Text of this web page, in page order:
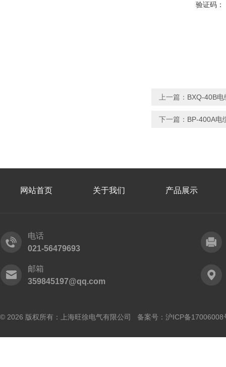
验证码：
上一篇： BXQ-40B
下一篇： BP-400A电
网站首页 关于我们 产品展示
电话
021-56479693
邮箱
359845197@qq.com
© 2026 版权所有：上海旺徐电气有限公司 备案号： 沪ICP备17006008